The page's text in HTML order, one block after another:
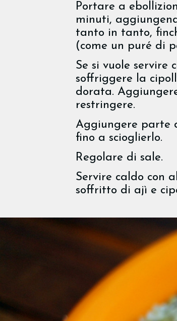
Portare a
minuti,
tanto in tanto,
(come un puré di
Se si vuole
soffriggere la
dorata.
restringere.
Aggiungere parte
fino a scioglierlo.
Regolare di sale.
Servire caldo con
soffritto di ajì e